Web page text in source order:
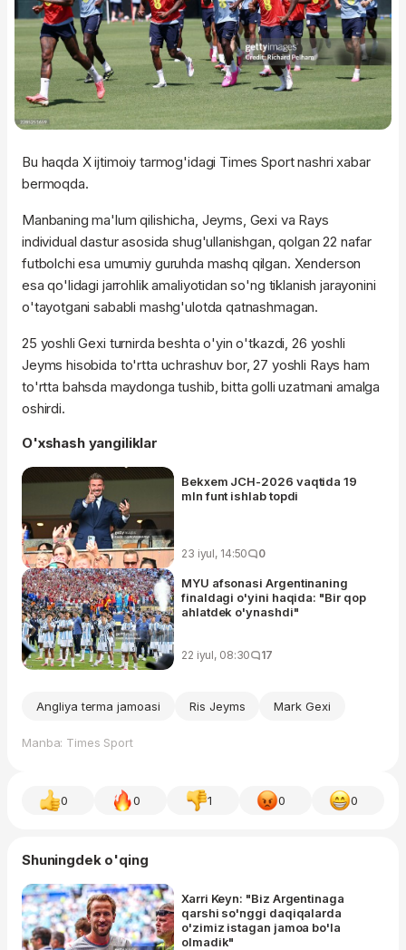
Bu haqda X ijtimoiy tarmog'idagi Times Sport nashri xabar
bermoqda.
Manbaning ma'lum qilishicha, Jeyms, Gexi va Rays
individual dastur asosida shug'ullanishgan, qolgan 22 nafar
futbolchi esa umumiy guruhda mashq qilgan. Xenderson
esa qo'lidagi jarrohlik amaliyotidan so'ng tiklanish jarayonini
o'tayotgani sababli mashg'ulotda qatnashmagan.
25 yoshli Gexi turnirda beshta o'yin o'tkazdi, 26 yoshli
Jeyms hisobida to'rtta uchrashuv bor, 27 yoshli Rays ham
to'rtta bahsda maydonga tushib, bitta golli uzatmani amalga
oshirdi.
O'xshash yangiliklar
Bekxem JCH-2026 vaqtida 19
mln funt ishlab topdi
23 iyul, 14:50 0
MYU afsonasi Argentinaning
finaldagi o'yini haqida: "Bir qop
ahlatdek o'ynashdi"
22 iyul, 08:30 17
Angliya terma jamoasi Ris Jeyms Mark Gexi
Manba: Times Sport
0 0 1 0 0
Shuningdek o'qing
Xarri Keyn: "Biz Argentinaga
qarshi so'nggi daqiqalarda
o'zimiz istagan jamoa bo'la
olmadik"